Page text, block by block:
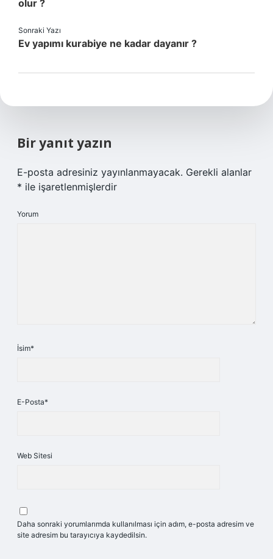
olur ?
Sonraki Yazı
Ev yapımı kurabiye ne kadar dayanır ?
Bir yanıt yazın
E-posta adresiniz yayınlanmayacak. Gerekli alanlar
* ile işaretlenmişlerdir
Yorum
İsim*
E-Posta*
Web Sitesi
Daha sonraki yorumlarımda kullanılması için adım, e-posta adresim ve
site adresim bu tarayıcıya kaydedilsin.